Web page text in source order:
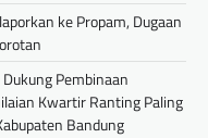
ke Propam, Dugaan
Pembinaan
Kwartir Ranting Paling
Bandung